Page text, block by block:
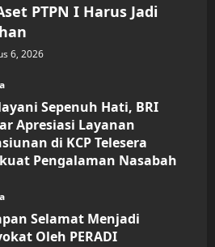
PTPN I Harus Jadi
6, 2026
Sepenuh Hati, BRI
Apresiasi Layanan
di KCP Telesera
Pengalaman Nasabah
Selamat Menjadi
Oleh PERADI